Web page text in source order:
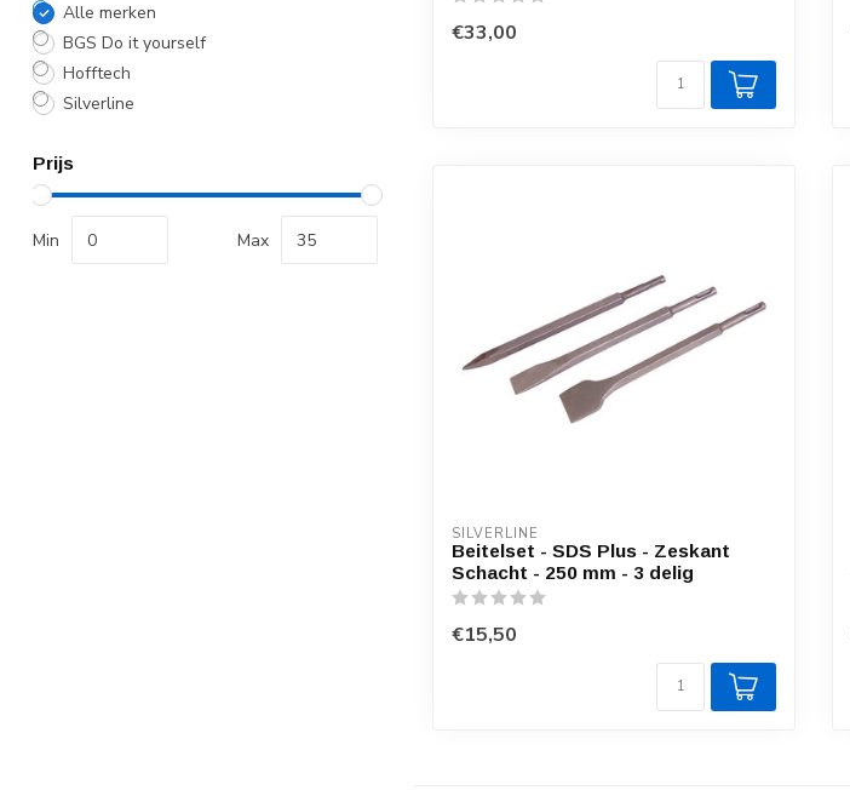
Alle merken
BGS Do it yourself
Hofftech
Silverline
Prijs
Min Max
€33,00
SILVERLINE
Beitelset - SDS Plus - Zeskant
Schacht - 250 mm - 3 delig
€15,50